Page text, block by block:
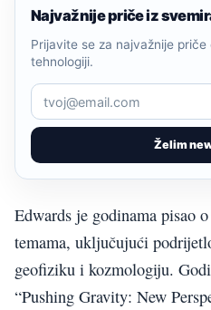
Najvažnije priče iz
Želim
Prijavite se za najvažnije
tehnologiji.
Edwards je godinama pisao
temama, uključujući
geofiziku i kozmologiju.
“Pushing Gravity: New